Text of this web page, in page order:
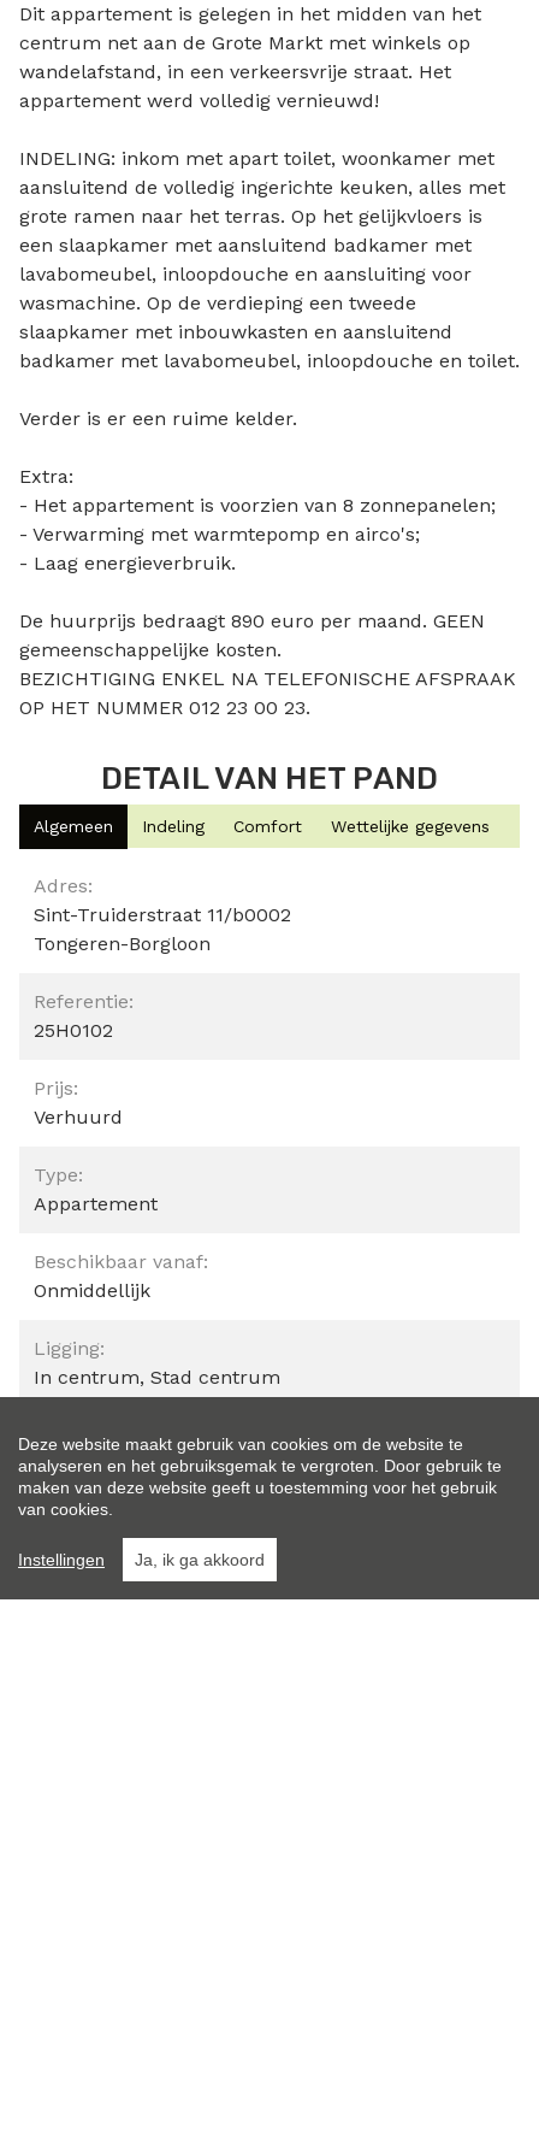
Dit appartement is gelegen in het midden van het
centrum net aan de Grote Markt met winkels op
wandelafstand, in een verkeersvrije straat. Het
appartement werd volledig vernieuwd!
INDELING: inkom met apart toilet, woonkamer met
aansluitend de volledig ingerichte keuken, alles met
grote ramen naar het terras. Op het gelijkvloers is
een slaapkamer met aansluitend badkamer met
lavabomeubel, inloopdouche en aansluiting voor
wasmachine. Op de verdieping een tweede
slaapkamer met inbouwkasten en aansluitend
badkamer met lavabomeubel, inloopdouche en toilet.
Verder is er een ruime kelder.
Extra:
- Het appartement is voorzien van 8 zonnepanelen;
- Verwarming met warmtepomp en airco's;
- Laag energieverbruik.
De huurprijs bedraagt 890 euro per maand. GEEN
gemeenschappelijke kosten.
BEZICHTIGING ENKEL NA TELEFONISCHE AFSPRAAK
OP HET NUMMER 012 23 00 23.
DETAIL VAN HET PAND
Algemeen Indeling Comfort Wettelijke gegevens
Algemeen
Adres:
Sint-Truiderstraat 11/b0002
Tongeren-Borgloon
Referentie:
25H0102
Prijs:
Verhuurd
Type:
Appartement
Beschikbaar vanaf:
Onmiddellijk
Ligging:
In centrum, Stad centrum
Bewoonbare opp.:
84 m²
Type constructie:
Traditioneel
Deze website maakt gebruik van cookies om de website te
analyseren en het gebruiksgemak te vergroten. Door gebruik te
maken van deze website geeft u toestemming voor het gebruik
van cookies.
Instellingen Ja, ik ga akkoord